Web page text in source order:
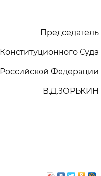
Председатель
Конституционного Суда
Российской Федерации
В.Д.ЗОРЬКИН